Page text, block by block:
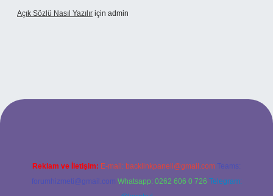
Açık Sözlü Nasıl Yazılır için admin
giriş adresi
Reklam ve İletişim: E-mail: backlinkpaneli@gmail.com Teams:
forumhizmeti@gmail.com Whatsapp: 0262 606 0 726 Telegram: